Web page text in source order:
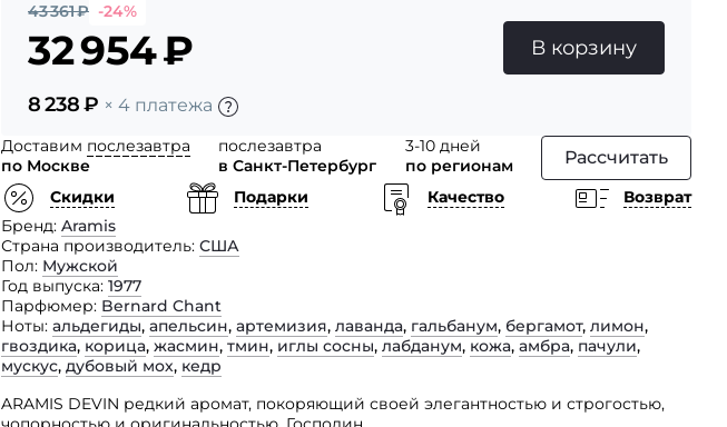
43 361₽ -24%
32 954₽
8 238₽ × 4 платежа
В корзину
Доставим послезавтра
по Москве
послезавтра
в Санкт-Петербург
3-10 дней
по регионам
Рассчитать
Скидки Подарки Качество
Возврат
Бренд Aramis
Страна производитель США
Пол Мужской
Год выпуска 1977
Парфюмер Bernard Chant
Ноты альдегиды, апельсин, артемизия, лаванда, гальбанум, бергамот, лимон,
гвоздика, корица, жасмин, тмин, иглы сосны, лабданум, кожа, амбра, пачули,
мускус, дубовый мох, кедр
ARAMIS DEVIN редкий аромат, покоряющий своей элегантностью и строгостью,